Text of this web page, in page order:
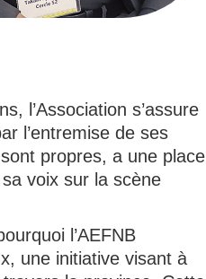
l’Association s’assure
l’entremise de ses
propres, a une place
voix sur la scène
l’AEFNB
une initiative visant à